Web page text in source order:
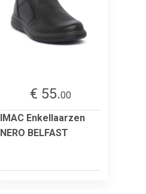
€ 55.00
IMAC Enkellaarzen
NERO BELFAST